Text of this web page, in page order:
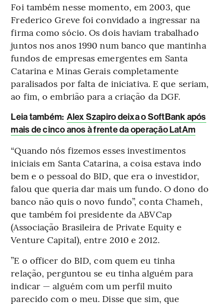
Foi também nesse momento, em 2003, que
Frederico Greve foi convidado a ingressar na
firma como sócio. Os dois haviam trabalhado
juntos nos anos 1990 num banco que mantinha
fundos de empresas emergentes em Santa
Catarina e Minas Gerais completamente
paralisados por falta de iniciativa. E que seriam,
ao fim, o embrião para a criação da DGF.
Leia também: Alex Szapiro deixa o SoftBank após
mais de cinco anos à frente da operação LatAm
“Quando nós fizemos esses investimentos
iniciais em Santa Catarina, a coisa estava indo
bem e o pessoal do BID, que era o investidor,
falou que queria dar mais um fundo. O dono do
banco não quis o novo fundo”, conta Chameh,
que também foi presidente da ABVCap
(Associação Brasileira de Private Equity e
Venture Capital), entre 2010 e 2012.
”E o officer do BID, com quem eu tinha
relação, perguntou se eu tinha alguém para
indicar — alguém com um perfil muito
parecido com o meu. Disse que sim, que